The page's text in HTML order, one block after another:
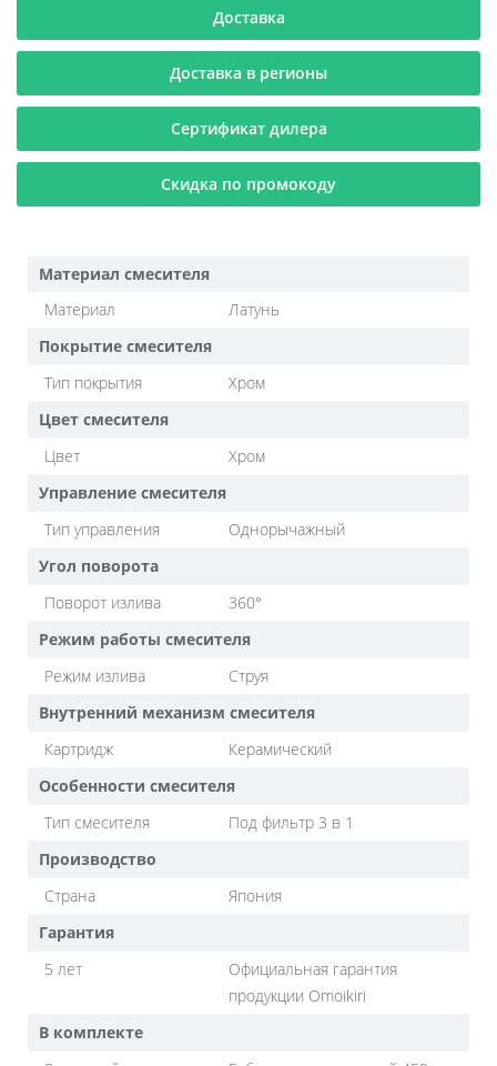
Доставка
Доставка в регионы
Сертификат дилера
Скидка по промокоду
Материал смесителя
Материал
Латунь
Покрытие смесителя
Тип покрытия
Хром
Цвет смесителя
Цвет
Хром
Управление смесителя
Тип управления
Однорычажный
Угол поворота
Поворот излива
360°
Режим работы смесителя
Режим излива
Струя
Внутренний механизм смесителя
Картридж
Керамический
Особенности смесителя
Тип смесителя
Под фильтр 3 в 1
Производство
Страна
Япония
Гарантия
5 лет
Официальная гарантия
продукции Omoikiri
В комплекте